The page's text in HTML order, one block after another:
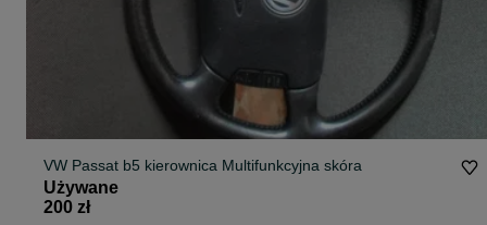
VW Passat b5 kierownica Multifunkcyjna skóra
Używane
200 zł